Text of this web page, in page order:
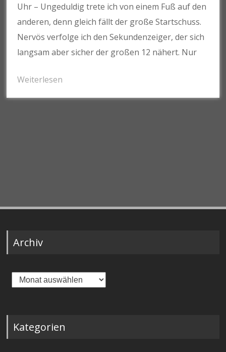
Uhr – Ungeduldig trete ich von einem Fuß auf den
anderen, denn gleich fällt der große Startschuss.
Nervös verfolge ich den Sekundenzeiger, der sich
langsam aber sicher der großen 12 nähert. Nur
Weiterlesen
Archiv
Archiv
Kategorien